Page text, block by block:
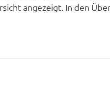
angezeigt. In den